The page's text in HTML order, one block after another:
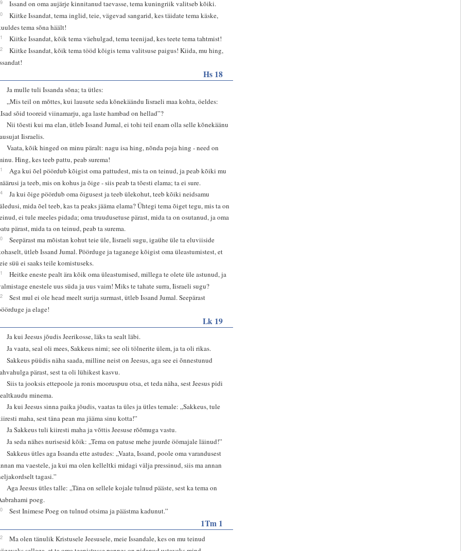
Issand on oma aujärje kinnitanud taevasse, tema kuningriik valitseb kõiki.
Kiitke Issandat, tema inglid, teie, vägevad sangarid, kes täidate tema käske,
tema sõna häält!
Kiitke Issandat, kõik tema väehulgad, tema teenijad, kes teete tema tahtmist!
Kiitke Issandat, kõik tema tööd kõigis tema valitsuse paigus! Kiida, mu hing,
Hs 18
Ja mulle tuli Issanda sõna; ta ütles:
„Mis teil on mõttes, kui lausute seda kõnekäändu Iisraeli maa kohta, öeldes:
sõid tooreid viinamarju, aga laste hambad on hellad”?
Nii tõesti kui ma elan, ütleb Issand Jumal, ei tohi teil enam olla selle kõnekäänu
Iisraelis.
Vaata, kõik hinged on minu päralt: nagu isa hing, nõnda poja hing - need on
Hing, kes teeb pattu, peab surema!
Aga kui õel pöördub kõigist oma pattudest, mis ta on teinud, ja peab kõiki mu
ja teeb, mis on kohus ja õige - siis peab ta tõesti elama; ta ei sure.
Ja kui õige pöördub oma õigusest ja teeb ülekohut, teeb kõiki neidsamu
mida õel teeb, kas ta peaks jääma elama? Ühtegi tema õiget tegu, mis ta on
ei tule meeles pidada; oma truudusetuse pärast, mida ta on osutanud, ja oma
pärast, mida ta on teinud, peab ta surema.
Seepärast ma mõistan kohut teie üle, Iisraeli sugu, igaühe üle ta eluviiside
ütleb Issand Jumal. Pöörduge ja taganege kõigist oma üleastumistest, et
süü ei saaks teile komistuseks.
Heitke eneste pealt ära kõik oma üleastumised, millega te olete üle astunud, ja
enestele uus süda ja uus vaim! Miks te tahate surra, Iisraeli sugu?
Sest mul ei ole head meelt surija surmast, ütleb Issand Jumal. Seepärast
ja elage!
Lk 19
Ja kui Jeesus jõudis Jeerikosse, läks ta sealt läbi.
Ja vaata, seal oli mees, Sakkeus nimi; see oli tölnerite ülem, ja ta oli rikas.
Sakkeus püüdis näha saada, milline neist on Jeesus, aga see ei õnnestunud
pärast, sest ta oli lühikest kasvu.
Siis ta jooksis ettepoole ja ronis mooruspuu otsa, et teda näha, sest Jeesus pidi
minema.
Ja kui Jeesus sinna paika jõudis, vaatas ta üles ja ütles temale: „Sakkeus, tule
maha, sest täna pean ma jääma sinu kotta!”
Ja Sakkeus tuli kiiresti maha ja võttis Jeesuse rõõmuga vastu.
Ja seda nähes nurisesid kõik: „Tema on patuse mehe juurde öömajale läinud!”
Sakkeus ütles aga Issanda ette astudes: „Vaata, Issand, poole oma varandusest
ma vaestele, ja kui ma olen kelleltki midagi välja pressinud, siis ma annan
tagasi.”
Aga Jeesus ütles talle: „Täna on sellele kojale tulnud pääste, sest ka tema on
poeg.
Sest Inimese Poeg on tulnud otsima ja päästma kadunut.”
1Tm 1
Ma olen tänulik Kristusele Jeesusele, meie Issandale, kes on mu teinud